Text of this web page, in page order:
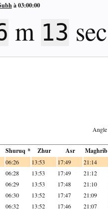
à03:00:00
m 12 sec
Angle
Shuruq * Zhur Asr Maghrib
06:26 13:53 17:49 21:14
06:28 13:53 17:49 21:12
06:29 13:53 17:48 21:10
06:30 13:52 17:47 21:09
06:32 13:52 17:46 21:07